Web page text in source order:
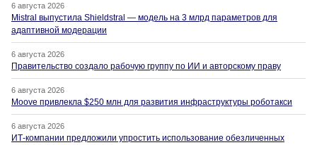
6 августа 2026
Mistral выпустила Shieldstral — модель на 3 млрд параметров для
адаптивной модерации
6 августа 2026
Правительство создало рабочую группу по ИИ и авторскому праву
6 августа 2026
Moove привлекла $250 млн для развития инфраструктуры роботакси
6 августа 2026
ИТ-компании предложили упростить использование обезличенных